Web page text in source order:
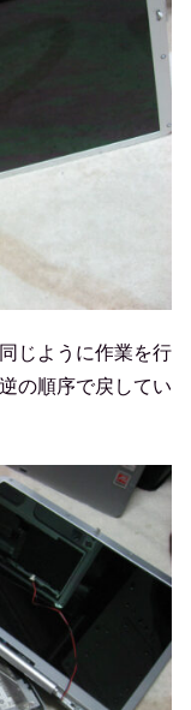
じように作業を行
の順序で戻してい